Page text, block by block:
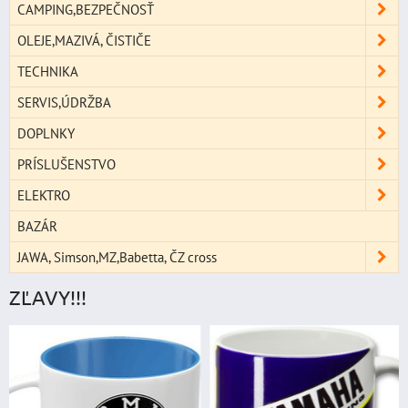
CAMPING,BEZPEČNOSŤ
OLEJE,MAZIVÁ, ČISTIČE
TECHNIKA
SERVIS,ÚDRŽBA
DOPLNKY
PRÍSLUŠENSTVO
ELEKTRO
BAZÁR
JAWA, Simson,MZ,Babetta, ČZ cross
ZĽAVY!!!